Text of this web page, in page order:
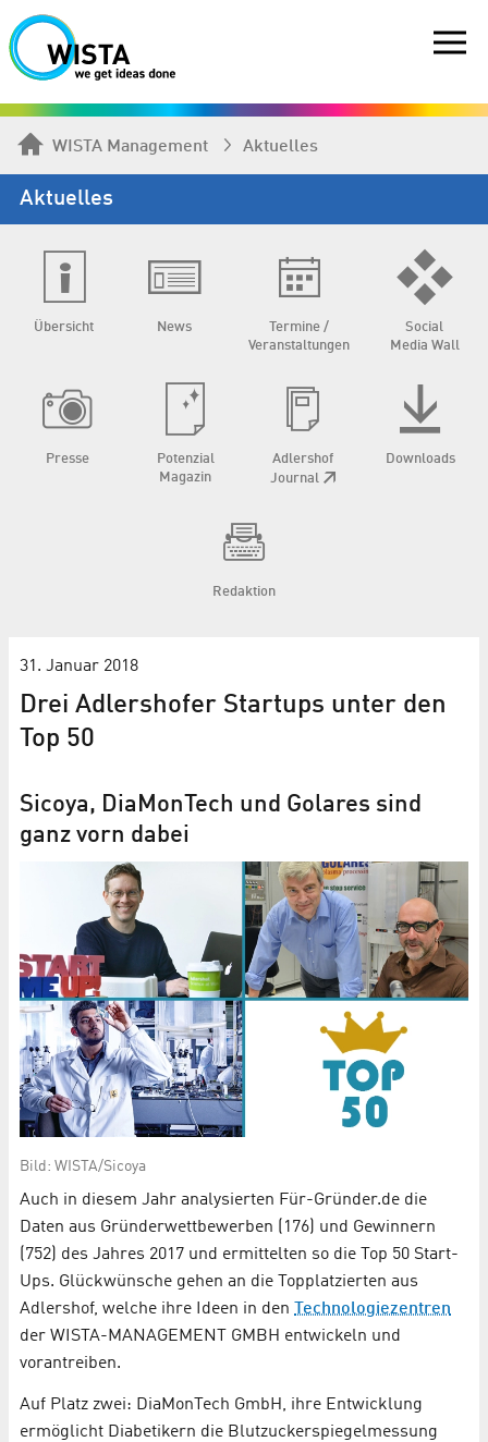
WISTA Management Aktuelles
Aktuelles
Übersicht News
Termine /
Veranstaltungen
Social
Media Wall
Presse
Potenzial
Magazin
Adlershof
Journal
Downloads
Redaktion
31. Januar 2018
Drei Adlershofer Startups unter den
Top 50
Sicoya, DiaMonTech und Golares sind
ganz vorn dabei
Bild: WISTA/Sicoya
Auch in diesem Jahr analysierten Für-Gründer.de die
Daten aus Gründerwettbewerben (176) und Gewinnern
(752) des Jahres 2017 und ermittelten so die Top 50 Start-
Ups. Glückwünsche gehen an die Topplatzierten aus
Adlershof, welche ihre Ideen in den
Technologiezentren
der WISTA-MANAGEMENT GMBH entwickeln und
vorantreiben.
Auf Platz zwei: DiaMonTech GmbH, ihre Entwicklung
ermöglicht Diabetikern die Blutzuckerspiegelmessung